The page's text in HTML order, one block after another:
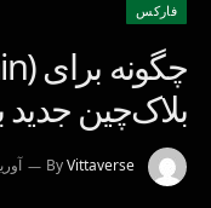
فاركس
بلاک‌چین جدید
ByVittaverse آوریل